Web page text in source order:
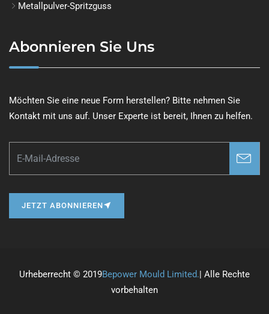
Metallpulver-Spritzguss
Abonnieren Sie Uns
Möchten Sie eine neue Form herstellen? Bitte nehmen Sie
Kontakt mit uns auf. Unser Experte ist bereit, Ihnen zu helfen.
JETZT ABONNIEREN
Urheberrecht © 2019Bepower Mould Limited.| Alle Rechte
vorbehalten